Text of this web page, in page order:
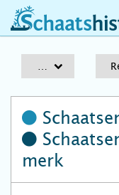
merk